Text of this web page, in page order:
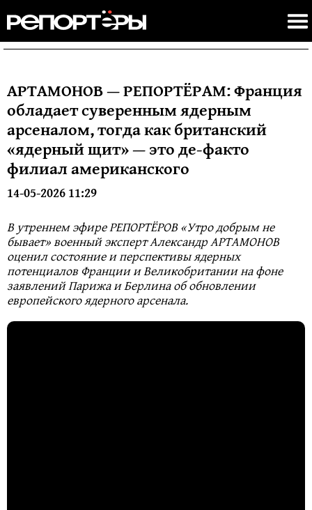
АРТАМОНОВ — РЕПОРТЁРАМ: Франция
обладает суверенным ядерным
арсеналом, тогда как британский
«ядерный щит» — это де-факто
филиал американского
14-05-2026 11:29
В утреннем эфире РЕПОРТЁРОВ «Утро добрым не
бывает» военный эксперт Александр АРТАМОНОВ
оценил состояние и перспективы ядерных
потенциалов Франции и Великобритании на фоне
заявлений Парижа и Берлина об обновлении
европейского ядерного арсенала.